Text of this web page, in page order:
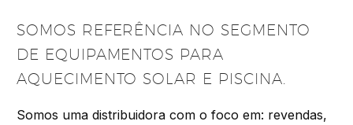
SOMOS REFERÊNCIA NO SEGMENTO
DE EQUIPAMENTOS PARA
AQUECIMENTO SOLAR E PISCINA.
Somos uma distribuidora com o foco em: revendas,